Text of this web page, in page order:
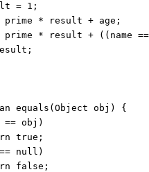
= 1;
prime * result + age;
prime * result + ((name
equals(Object obj) {
== obj)
true;
null)
false;